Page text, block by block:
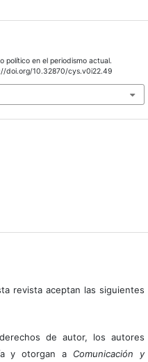
político en el periodismo actual.
doi.org/10.32870/cys.v0i22.49
revista aceptan las siguientes
de autor, los autores
y otorgan a Comunicación y